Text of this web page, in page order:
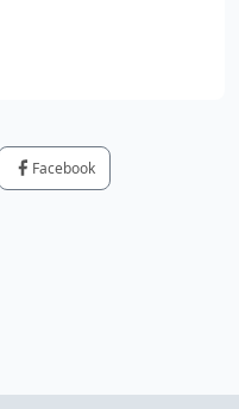
Facebook